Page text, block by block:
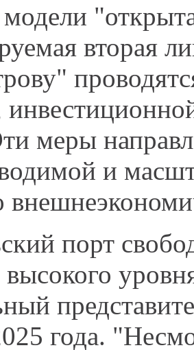
вторая
меры
и
порт
года.